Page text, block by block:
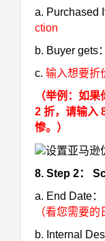
a. Purchased
ction
b. Buyer gets
c. 输入想要折
（举例：如
2 折，请输入
惨。）
8. Step 2：
a. End Date：
（看您需要的
b. Internal